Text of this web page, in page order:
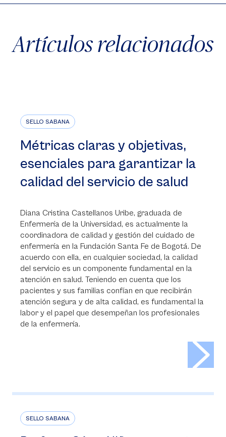
Artículos relacionados
SELLO SABANA
Métricas claras y objetivas,
esenciales para garantizar la
calidad del servicio de salud
Diana Cristina Castellanos Uribe, graduada de
Enfermería de la Universidad, es actualmente la
coordinadora de calidad y gestión del cuidado de
enfermería en la Fundación Santa Fe de Bogotá. De
acuerdo con ella, en cualquier sociedad, la calidad
del servicio es un componente fundamental en la
atención en salud. Teniendo en cuenta que los
pacientes y sus familias confían en que recibirán
atención segura y de alta calidad, es fundamental la
labor y el papel que desempeñan los profesionales
de la enfermería.
SELLO SABANA